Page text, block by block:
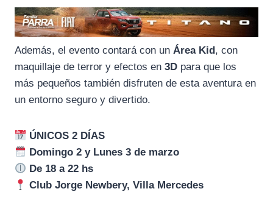
Además, el evento contará con un Área Kid, con
maquillaje de terror y efectos en 3D para que los
más pequeños también disfruten de esta aventura en
un entorno seguro y divertido.
ÚNICOS 2 DÍAS
Domingo 2 y Lunes 3 de marzo
De 18 a 22 hs
Club Jorge Newbery, Villa Mercedes